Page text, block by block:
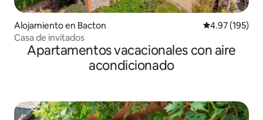
Alojamiento en Bacton Calificación
4.97 (195)
Casa de invitados
Apartamentos vacacionales con aire
acondicionado